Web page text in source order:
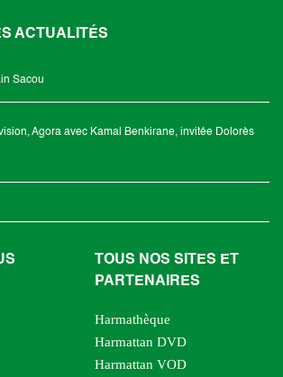
ACTUALITÉS
Sacou
Agora avec Kamal Benkirane, invitée Dolorès
TOUS NOS SITES ET
PARTENAIRES
Harmathèque
Harmattan DVD
Harmattan VOD